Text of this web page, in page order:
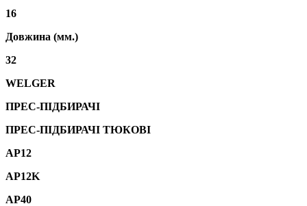
16
Довжина (мм.)
32
WELGER
ПРЕС-ПІДБИРАЧІ
ПРЕС-ПІДБИРАЧІ ТЮКОВІ
AP12
AP12K
AP40